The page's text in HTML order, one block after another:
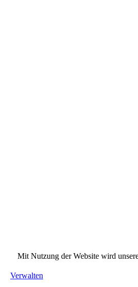
Mit Nutzung der Website wird
Verwalten